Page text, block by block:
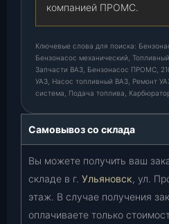
компанией ПРОМС.
Ключевые слова для поиска:
Бензонасос механический,
Запчасти ВАЗ, Бензонасос ПРОМС,
УАЗ, Насос топливный ВАЗ, Ремонт
система, Подача топлива,
Самовывоз со склада
Вы можете получить ваш
складе в г. Ульяновск, ул.
этаж. В случае получения
оплачиваете только